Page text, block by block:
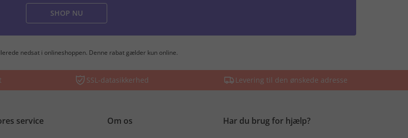
SHOP NU
nedsat i onlineshoppen. Denne rabat gælder kun online.
SSL-datasikkerhed Levering til den ønskede adresse
service Om os Har du brug for hjælp?